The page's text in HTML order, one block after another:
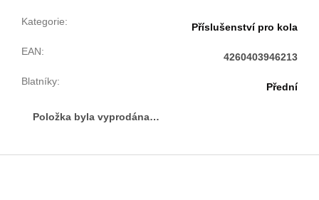
Kategorie: Příslušenství pro kola
EAN: 4260403946213
Blatníky: Přední
Položka byla vyprodána…
Z